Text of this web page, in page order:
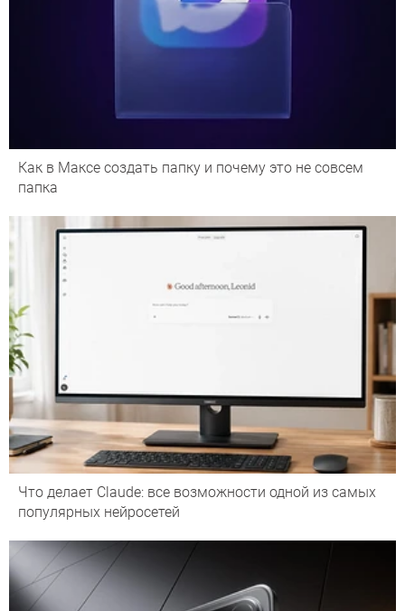
Как в Максе создать папку и почему это не совсем
папка
Что делает Сlaude: все возможности одной из самых
популярных нейросетей